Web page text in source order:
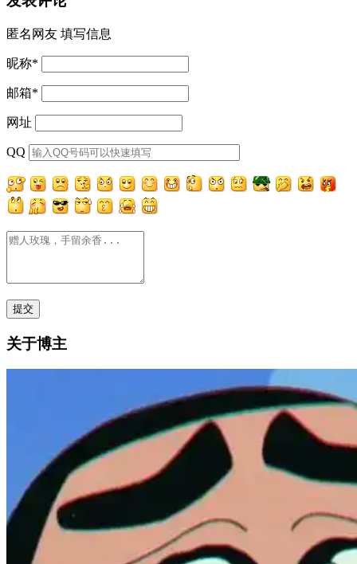
匿名网友 填写信息
昵称*
邮箱*
网址
QQ
关于博主